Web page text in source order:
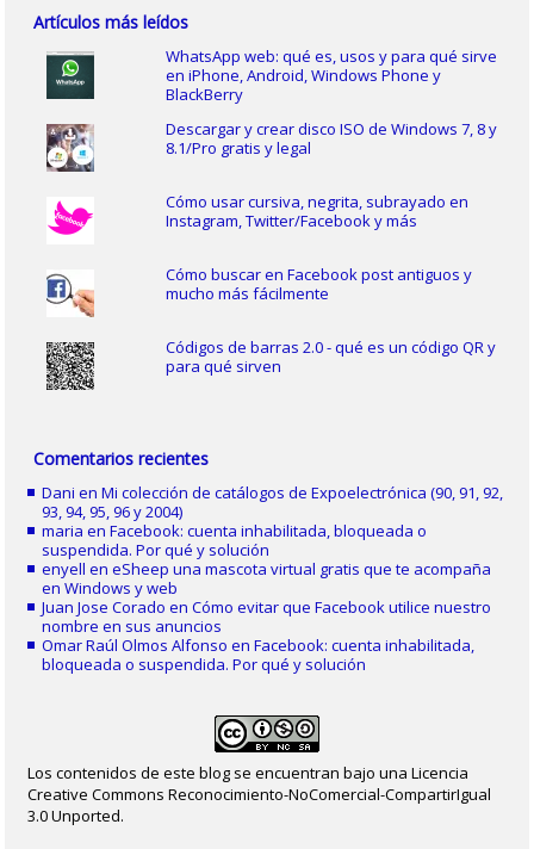
Artículos más leídos
WhatsApp web: qué es, usos y para qué sirve
en iPhone, Android, Windows Phone y
BlackBerry
Descargar y crear disco ISO de Windows 7, 8 y
8.1/Pro gratis y legal
Cómo usar cursiva, negrita, subrayado en
Instagram, Twitter/Facebook y más
Cómo buscar en Facebook post antiguos y
mucho más fácilmente
Códigos de barras 2.0 - qué es un código QR y
para qué sirven
Comentarios recientes
Dani enMi colección de catálogos de Expoelectrónica (90, 91, 92,
93, 94, 95, 96 y 2004)
maria enFacebook: cuenta inhabilitada, bloqueada o
suspendida. Por qué y solución
enyell eneSheep una mascota virtual gratis que te acompaña
en Windows y web
Juan Jose Corado enCómo evitar que Facebook utilice nuestro
nombre en sus anuncios
Omar Raúl Olmos Alfonso enFacebook: cuenta inhabilitada,
bloqueada o suspendida. Por qué y solución
Los contenidos de este blog se encuentran bajo una Licencia
Creative Commons Reconocimiento-NoComercial-CompartirIgual
3.0 Unported.